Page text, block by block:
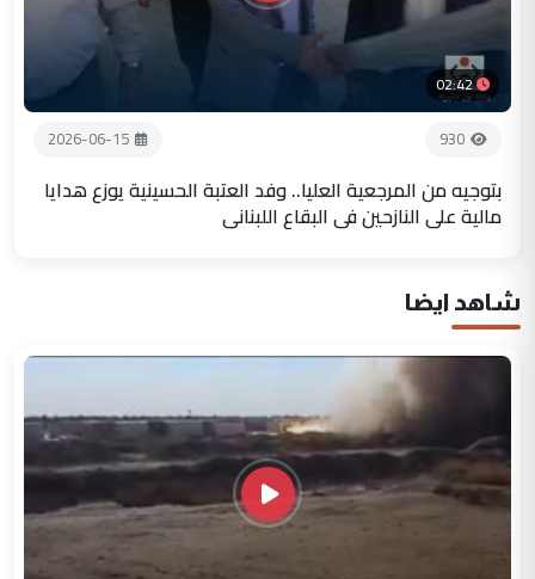
02:42
930
2026-06-15
بتوجيه من المرجعية العليا.. وفد العتبة الحسينية يوزع هدايا
مالية على النازحين في البقاع اللبناني
شاهد ايضا